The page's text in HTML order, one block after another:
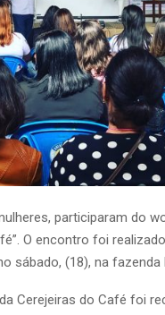
participaram do
O encontro foi
sábado, (18), na fazenda
Cerejeiras do Café foi